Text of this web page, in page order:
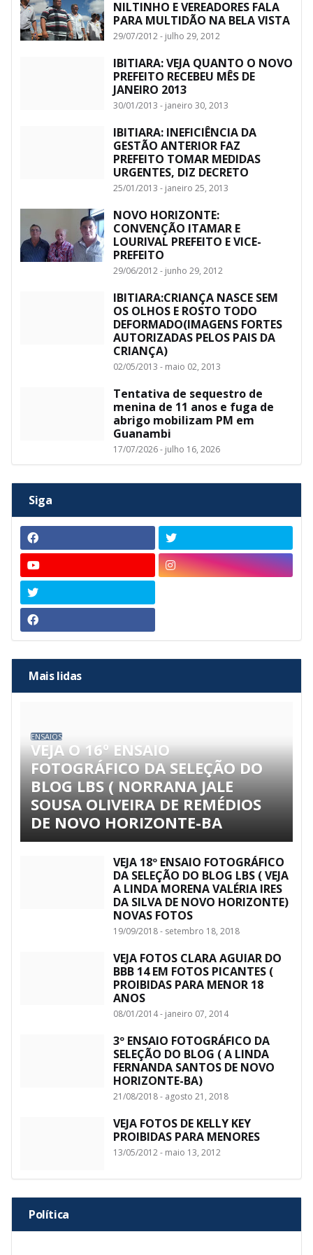
NILTINHO E VEREADORES FALA
PARA MULTIDÃO NA BELA VISTA
29/07/2012 - julho 29, 2012
IBITIARA: VEJA QUANTO O NOVO
PREFEITO RECEBEU MÊS DE
JANEIRO 2013
30/01/2013 - janeiro 30, 2013
IBITIARA: INEFICIÊNCIA DA
GESTÃO ANTERIOR FAZ
PREFEITO TOMAR MEDIDAS
URGENTES, DIZ DECRETO
25/01/2013 - janeiro 25, 2013
NOVO HORIZONTE:
CONVENÇÃO ITAMAR E
LOURIVAL PREFEITO E VICE-
PREFEITO
29/06/2012 - junho 29, 2012
IBITIARA:CRIANÇA NASCE SEM
OS OLHOS E ROSTO TODO
DEFORMADO(IMAGENS FORTES
AUTORIZADAS PELOS PAIS DA
CRIANÇA)
02/05/2013 - maio 02, 2013
Tentativa de sequestro de
menina de 11 anos e fuga de
abrigo mobilizam PM em
Guanambi
17/07/2026 - julho 16, 2026
Siga
Mais lidas
ENSAIOS
VEJA O 16º ENSAIO
FOTOGRÁFICO DA SELEÇÃO DO
BLOG LBS ( NORRANA JALE
SOUSA OLIVEIRA DE REMÉDIOS
DE NOVO HORIZONTE-BA
VEJA 18º ENSAIO FOTOGRÁFICO
DA SELEÇÃO DO BLOG LBS ( VEJA
A LINDA MORENA VALÉRIA IRES
DA SILVA DE NOVO HORIZONTE)
NOVAS FOTOS
19/09/2018 - setembro 18, 2018
VEJA FOTOS CLARA AGUIAR DO
BBB 14 EM FOTOS PICANTES (
PROIBIDAS PARA MENOR 18
ANOS
08/01/2014 - janeiro 07, 2014
3º ENSAIO FOTOGRÁFICO DA
SELEÇÃO DO BLOG ( A LINDA
FERNANDA SANTOS DE NOVO
HORIZONTE-BA)
21/08/2018 - agosto 21, 2018
VEJA FOTOS DE KELLY KEY
PROIBIDAS PARA MENORES
13/05/2012 - maio 13, 2012
Política